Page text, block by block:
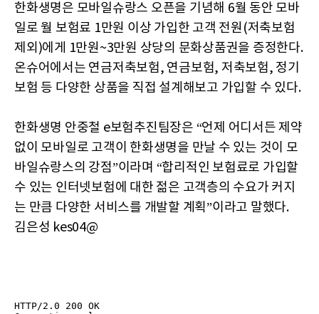
한화생명은 모바일슈랑스 오픈을 기념해 6월 동안 모바
일로 월 보험료 1만원 이상 가입한 고객 전원(저축보험
제외)에게 1만원~3만원 상당의 문화상품권을 증정한다.
온슈어에서는 연금저축보험, 연금보험, 저축보험, 정기
보험 등 다양한 상품을 직접 설계해보고 가입할 수 있다.
한화생명 안중철 e보험추진팀장은 “언제 어디서든 제약
없이 모바일로 고객이 한화생명을 만날 수 있는 것이 모
바일슈랑스의 강점”이라며 “합리적인 보험료로 가입할
수 있는 인터넷보험에 대한 젊은 고객층의 수요가 커지
는 만큼 다양한 서비스를 개발할 계획”이라고 말했다.
김은성 kes04@